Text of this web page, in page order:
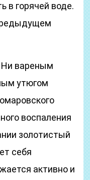
в горячей воде.
Ни вареным
утюгом
воспаления
золотистый
себя
активно и